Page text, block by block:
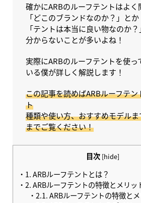
確かにARBのルーフテントはよく
「どこのブランドなのか？」とか
「テントは本当に良い物なのか
分からないことが多いよね！
実際にARBのルーフテントを使
いる僕が詳しく解説します！
この記事を読めばARBルーフテ
ト
種類や使い方、おすすめモデル
までご覧ください！
目次 [hide]
1.ARBルーフテントとは？
2.ARBルーフテントの特徴とメリッ
2.1.ARBルーフテントの特徴と